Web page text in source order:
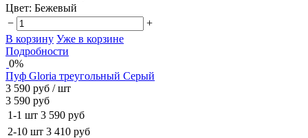
Цвет: Бежевый
−
+
В корзину Уже в корзине
Подробности
0%
Пуф Gloria треугольный Серый
3 590 руб / шт
3 590 руб
1-1 шт 3 590 руб
2-10 шт 3 410 руб